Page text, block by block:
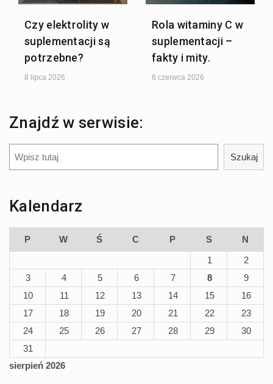
Czy elektrolity w
suplementacji są
potrzebne?
8 lipca 2026
Rola witaminy C w
suplementacji –
fakty i mity.
8 czerwca 2026
Znajdź w serwisie:
Szukaj
Szukaj
Kalendarz
sierpień 2026
P W Ś C P S
N
1
2
3
4 5 6 7 8
9
10
11 12 13 14 15
16
17
18 19 20 21 22
23
24
25 26 27 28 29
30
31